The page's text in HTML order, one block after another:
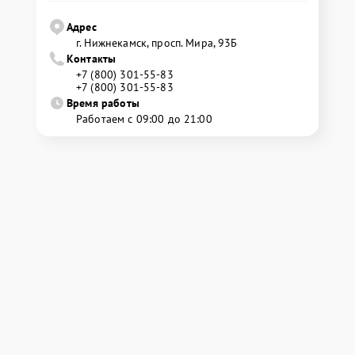
Адрес
г. Нижнекамск, просп. Мира, 93Б
Контакты
+7 (800) 301-55-83
+7 (800) 301-55-83
Время работы
Работаем с 09:00 до 21:00